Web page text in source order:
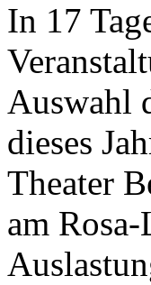
In 17
Auswahl
dieses
Theater
am